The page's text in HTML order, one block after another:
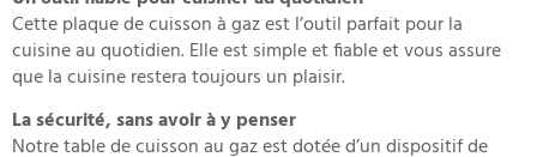
Cette plaque de cuisson à gaz est l’outil parfait pour la
cuisine au quotidien. Elle est simple et fiable et vous assure
que la cuisine restera toujours un plaisir.
La sécurité, sans avoir à y penser
Notre table de cuisson au gaz est dotée d’un dispositif de